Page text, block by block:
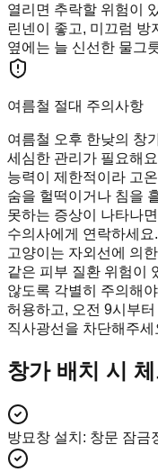
열리면 추락할 위험이
린넨이 좋고, 미끄럼 방
옆에는 늘 신선한 물그
여름철 절대 주의사항
여름철 오후 한낮의 창
세심한 관리가 필요해
능력이 제한적이라 고
숨을 헐떡이거나 침을
못하는 증상이 나타나
수의사에게 연락하세
고양이는 자외선에 의
같은 피부 질환 위험이
않도록 각별히 주의해
허용하고, 오전 9시부
직사광선을 차단해주세
창가 배치 시
방묘창 설치 : 창문 잠금